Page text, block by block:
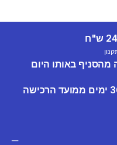
מהסניף באותו היום